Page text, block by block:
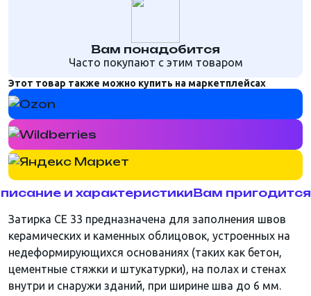
Вам понадобится
Часто покупают с этим товаром
Этот товар также можно купить на маркетплейсах
и характеристикиВам пригодится
Затирка CE 33 предназначена для заполнения швов
керамических и каменных облицовок, устроенных на
недеформирующихся основаниях (таких как бетон,
цементные стяжки и штукатурки), на полах и стенах
внутри и снаружи зданий, при ширине шва до 6 мм.